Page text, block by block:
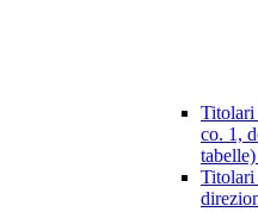
Titolari
co. 1,
tabelle)
Titolari